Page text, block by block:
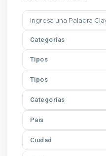
Categorías
Tipos
Tipos
Categorías
Pais
Ciudad